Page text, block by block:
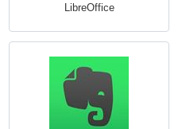
LibreOffice